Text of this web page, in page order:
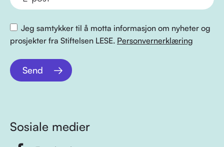
Jeg samtykker til å motta informasjon om nyheter og
prosjekter fra Stiftelsen LESE. Personvernerklæring
Send
Sosiale medier